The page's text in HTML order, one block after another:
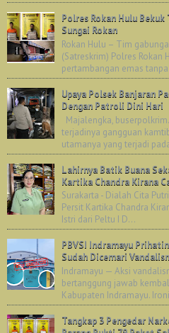
Polres Rokan Hulu
Sungai Rokan
Rokan Hulu – Tim
(Satreskrim) Polres Rokan
pertambangan emas
Upaya Polsek Banjaran
Dengan Patroli Dini Hari
Majalengka,
terjadinya gangguan
utamanya yang terjadi
Lahirnya Batik Buana
Kartika Chandra Kirana
Surakarta - Dialah Cita
Persit Kartika Chandra
Istri dari Peltu I D...
PBVSI Indramayu
Sudah Dicemari
Indramayu — Aksi
bertanggung jawab
Kabupaten Indramayu.
Tangkap 3 Pengedar